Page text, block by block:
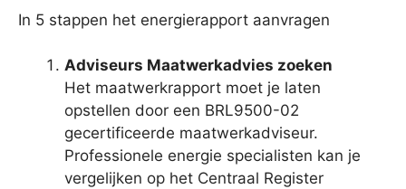
In 5 stappen het energierapport aanvragen
Adviseurs Maatwerkadvies zoeken
Het maatwerkrapport moet je laten
opstellen door een BRL9500-02
gecertificeerde maatwerkadviseur.
Professionele energie specialisten kan je
vergelijken op het Centraal Register